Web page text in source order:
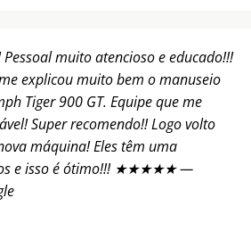
muito atencioso e educado!!!
explicou muito bem o manuseio
Tiger 900 GT. Equipe que me
Super recomendo!! Logo volto
máquina! Eles têm uma
e isso é ótimo!!! ★★★★★ —